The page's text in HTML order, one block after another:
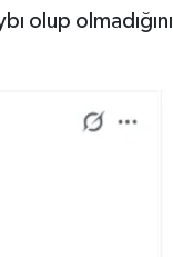
olup olmadığını